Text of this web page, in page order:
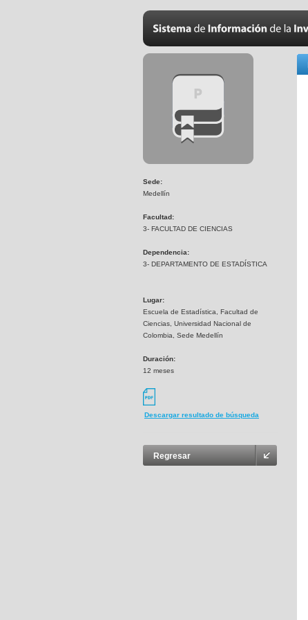
Sede:
Medellín
Facultad:
3- FACULTAD DE CIENCIAS
Dependencia:
3- DEPARTAMENTO DE ESTADÍSTICA
Lugar:
Escuela de Estadística, Facultad de
Ciencias, Universidad Nacional de
Colombia, Sede Medellín
Duración:
12 meses
Descargar resultado de búsqueda
Regresar